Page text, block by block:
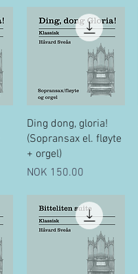
Quick View
Ding dong, gloria!
(Sopransax el. fløyte
+ orgel)
Price
NOK 150.00